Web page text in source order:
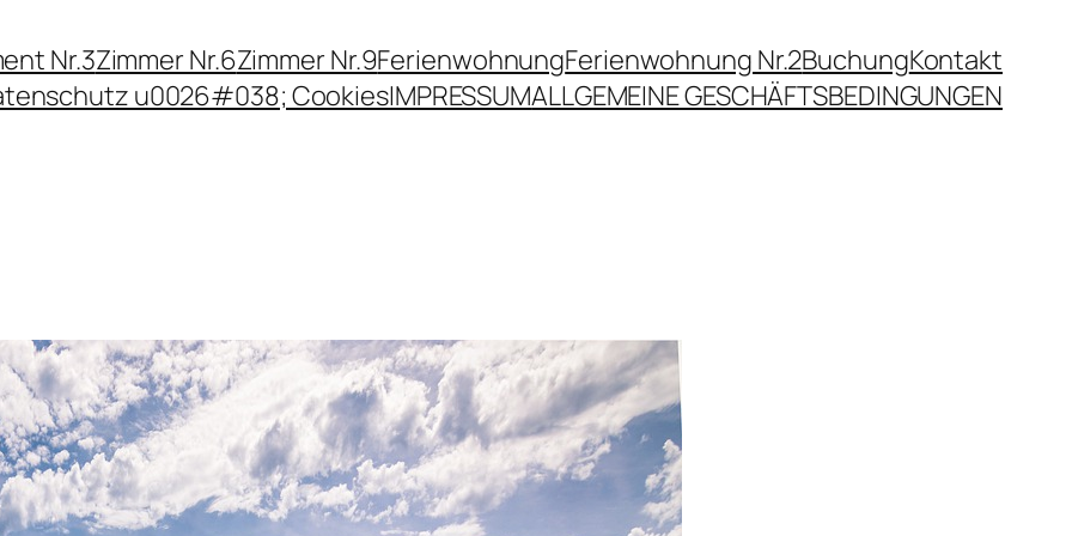
Nr.3Zimmer Nr.6Zimmer Nr.9FerienwohnungFerienwohnung Nr.2BuchungKontakt
u0026#038; CookiesIMPRESSUMALLGEMEINE GESCHÄFTSBEDINGUNGEN